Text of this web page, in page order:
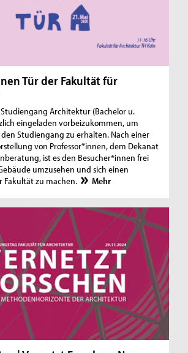
Tür der Fakultät für
Architektur (Bachelor u.
eingeladen vorbeizukommen, um
Studiengang zu erhalten. Nach einer
von Professor*innen, dem Dekanat
ist es den Besucher*innen frei
umzusehen und sich einen
Fakultät zu machen.
Mehr